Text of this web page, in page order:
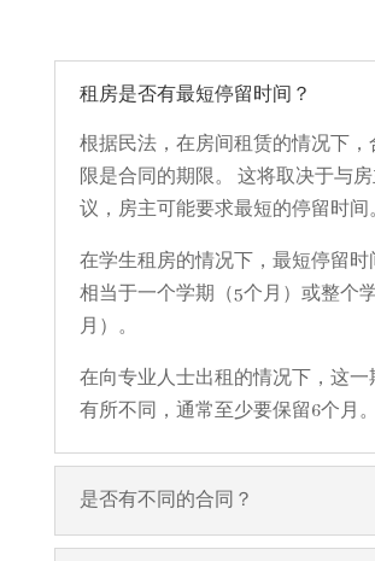
租房是否有最短停留时间？
根据民法，在房间租赁的情况下，
限是合同的期限。 这将取决于与
议，房主可能要求最短的停留时间
在学生租房的情况下，最短停留时
相当于一个学期（5个月）或整个
月）。
在向专业人士出租的情况下，这一
有所不同，通常至少要保留6个月。
是否有不同的合同？